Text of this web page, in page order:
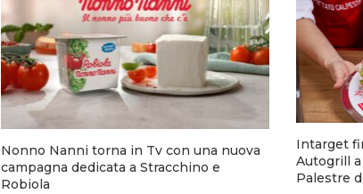
Nonno Nanni torna in Tv con una nuova
campagna dedicata a Stracchino e
Robiola
Intarget
Autogrill
Palestre